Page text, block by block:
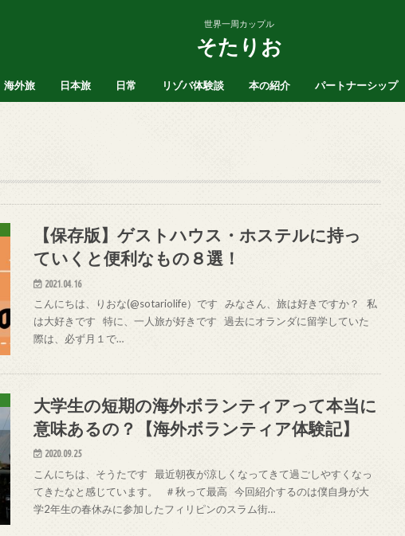
世界一周カップル
そたりお
海外旅 日本旅 日常 リゾバ体験談 本の紹介 パートナーシップ
【保存版】ゲストハウス・ホステルに持っ
ていくと便利なもの８選！
2021.04.16
こんにちは、りおな(@sotariolife）です みなさん、旅は好きですか？ 私
は大好きです 特に、一人旅が好きです 過去にオランダに留学していた
際は、必ず月１で…
大学生の短期の海外ボランティアって本当に
意味あるの？【海外ボランティア体験記】
2020.09.25
こんにちは、そうたです 最近朝夜が涼しくなってきて過ごしやすくなっ
てきたなと感じています。 ＃秋って最高 今回紹介するのは僕自身が大
学2年生の春休みに参加したフィリピンのスラム街…